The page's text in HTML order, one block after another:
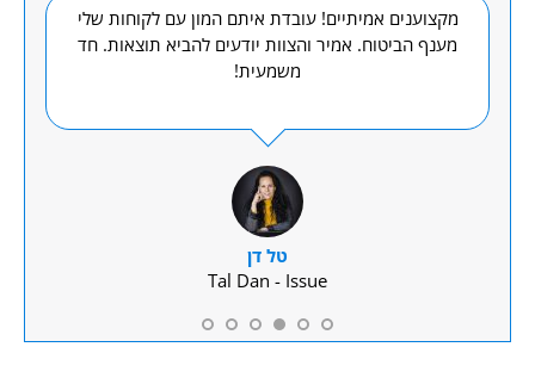
מקצוענים אמיתיים! עובדת איתם המון עם לקוחות שלי
מענף הביטוח. אמיר והצוות יודעים להביא תוצאות. חד
משמעית!
טל דן
Tal Dan - Issue